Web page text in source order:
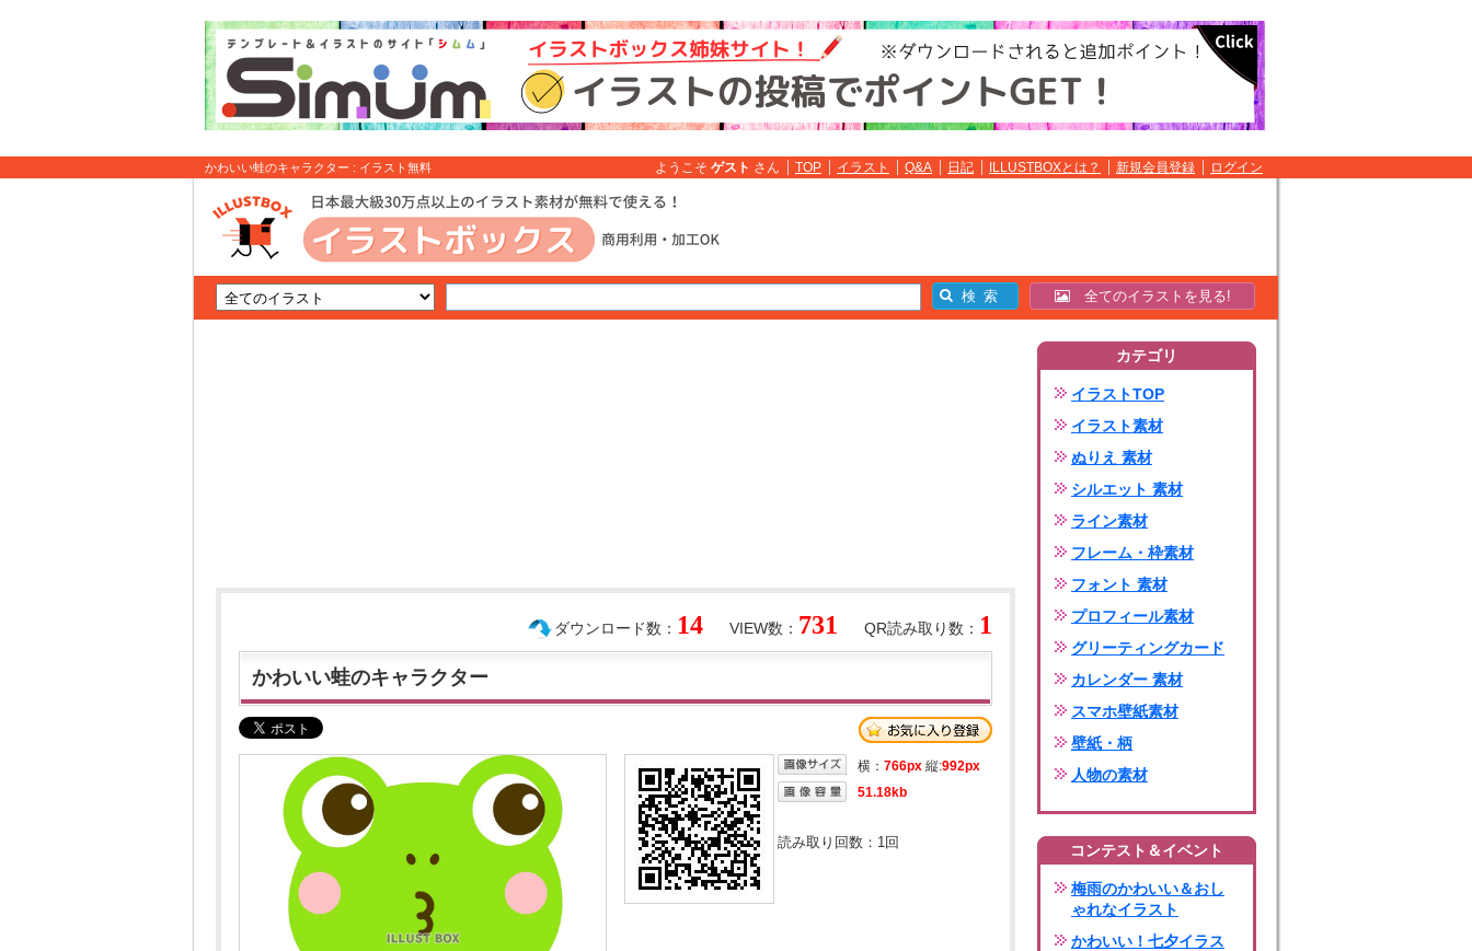
かわいい蛙のキャラクター : イラスト無料 ようこそ ゲスト さん TOP イラスト Q&A 日記 ILLUSTBOXとは？ 新規会員登録 ログイン
全てのイラストを見る!
QR読み取り数： 1
VIEW数： 731
ダウンロード数： 14
かわいい蛙のキャラクター
横： 766px 縦:992px
51.18kb
読み取り回数： 1回
カテゴリ
イラストTOP
イラスト素材
ぬりえ 素材
シルエット 素材
ライン素材
フレーム・枠素材
フォント 素材
プロフィール素材
グリーティングカード
カレンダー 素材
スマホ壁紙素材
壁紙・柄
人物の素材
コンテスト＆イベント
梅雨のかわいい＆おし
ゃれなイラスト
かわいい！七夕イラス